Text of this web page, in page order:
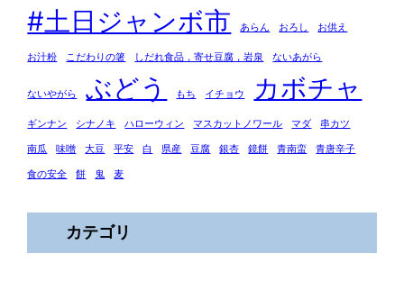
#土日ジャンボ市 あらん おろし お供え
お汁粉 こだわりの箸 しだれ食品，寄せ豆腐，岩泉 ないあがら
ないやがら ぶどう もち イチョウ カボチャ
ギンナン シナノキ ハローウィン マスカットノワール マダ 串カツ
南瓜 味噌 大豆 平安 白 県産 豆腐 銀杏 鏡餅 青南蛮 青唐辛子
食の安全 餅 鬼 麦
カテゴリ